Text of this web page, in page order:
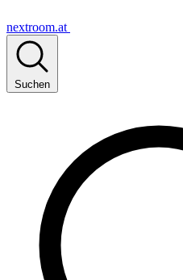
nextroom.at
Suchen